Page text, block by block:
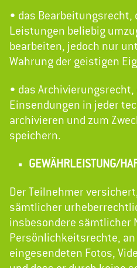
• das Bearbeitungsrecht,
Leistungen beliebig
bearbeiten, jedoch nur
Wahrung der geistigen
• das Archivierungsrecht,
Einsendungen in jeder
archivieren und zum
speichern.
GEWÄHRLEISTUNG/
Der Teilnehmer
sämtlicher
insbesondere sämtlicher
Persönlichkeitsrechte, an
eingesendeten Fotos,